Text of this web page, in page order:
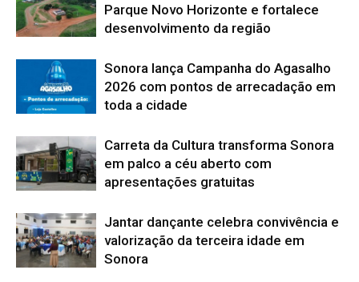
Parque Novo Horizonte e fortalece
desenvolvimento da região
Sonora lança Campanha do Agasalho
2026 com pontos de arrecadação em
toda a cidade
Carreta da Cultura transforma Sonora
em palco a céu aberto com
apresentações gratuitas
Jantar dançante celebra convivência e
valorização da terceira idade em
Sonora